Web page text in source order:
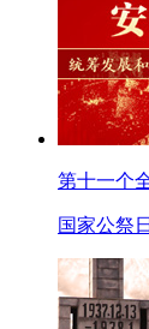
第十一个
国家公祭